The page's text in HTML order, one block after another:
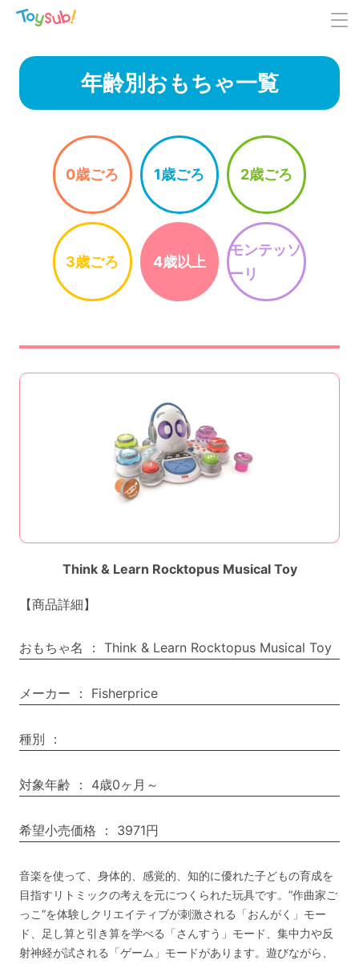
年齢別おもちゃ一覧
0歳ごろ 1歳ごろ 2歳ごろ
3歳ごろ 4歳以上
モンテッソ
ーリ
Think & Learn Rocktopus Musical Toy
【商品詳細】
おもちゃ名 ： Think & Learn Rocktopus Musical Toy
メーカー ： Fisherprice
種別 ：
対象年齢 ： 4歳0ヶ月～
希望小売価格 ： 3971円
音楽を使って、身体的、感覚的、知的に優れた子どもの育成を
目指すリトミックの考えを元につくられた玩具です。”作曲家ご
っこ”を体験しクリエイティブが刺激される「おんがく」モー
ド、足し算と引き算を学べる「さんすう」モード、集中力や反
射神経が試される「ゲーム」モードがあります。遊びながら、